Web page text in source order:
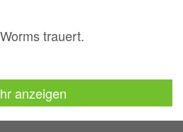
trauert.
anzeigen